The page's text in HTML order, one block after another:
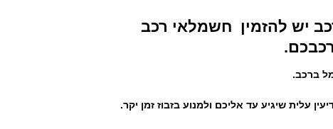
יש להזמין חשמלאי רכב
ברכב.
עלית שיגיע עד אליכם ולמנוע בזבוז זמן יקר.